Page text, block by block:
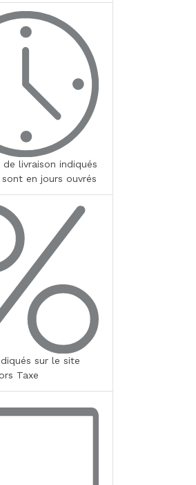
de livraison indiqués
en jours ouvrés
sur le site
Taxe